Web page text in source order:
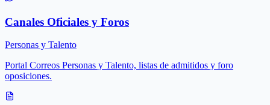
Canales Oficiales y Foros
Personas y Talento
Portal Correos Personas y Talento, listas de admitidos y foro
oposiciones.